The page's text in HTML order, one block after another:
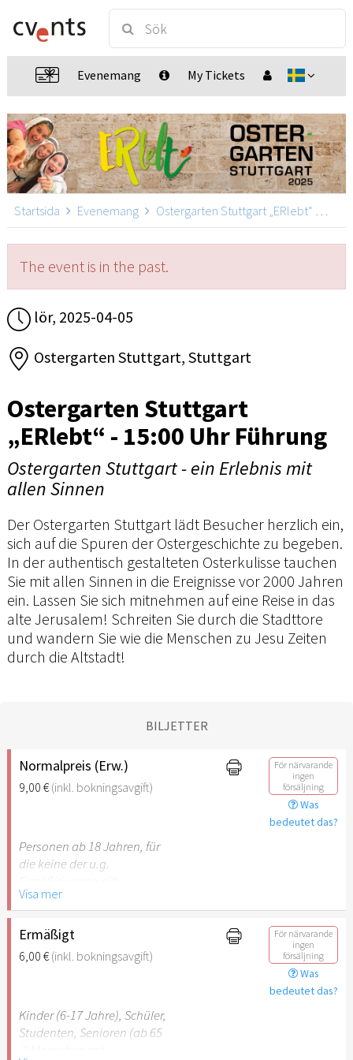
Evenemang My Tickets
Startsida Evenemang Ostergarten Stuttgart „ERlebt“
The event is in the past.
lör, 2025-04-05
Ostergarten Stuttgart, Stuttgart
Ostergarten Stuttgart
„ERlebt“ - 15:00 Uhr Führung
Ostergarten Stuttgart - ein Erlebnis mit
allen Sinnen
Der Ostergarten Stuttgart lädt Besucher herzlich ein,
sich auf die Spuren der Ostergeschichte zu begeben.
In der authentisch gestalteten Osterkulisse tauchen
Sie mit allen Sinnen in die Ereignisse vor 2000 Jahren
ein. Lassen Sie sich mitnehmen auf eine Reise in das
alte Jerusalem! Schreiten Sie durch die Stadttore
und wandern Sie wie die Menschen zu Jesu Zeiten
durch die Altstadt!
BILJETTER
Normalpreis (Erw.)
9,00 €(inkl. bokningsavgift)
För närvarande
ingen
försäljning
Was
bedeutet das?
Personen ab 18 Jahren, für
die keine der u.g.
Visa mer
Ermäßigt
6,00 €(inkl. bokningsavgift)
För närvarande
ingen
försäljning
Was
bedeutet das?
Kinder (6-17 Jahre), Schüler,
Studenten, Senioren (ab 65